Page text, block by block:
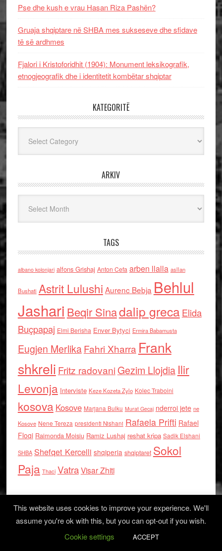
Pse dhe kush e vrau Hasan Riza Pashën?
Gruaja shqiptare në SHBA mes sukseseve dhe sfidave
të së ardhmes
Fjalori i Kristoforidhit (1904): Monument leksikografik,
etnogjeografik dhe i identitetit kombëtar shqiptar
KATEGORITË
ARKIV
TAGS
albano kolonjari alfons Grishaj Anton Cefa arben llalla asllan
Bushati Astrit Lulushi Aurenc Bebja Behlul
Jashari Beqir Sinadalip grecaElida
Buçpapaj Elmi Berisha Enver Bytyci Ermira Babamusta
Eugjen MerlikaFahri Xharra Frank
shkreli Fritz radovaniGezim Llojdia Ilir
Levonja Interviste Keze Kozeta Zylo Kolec Traboini
kosova Kosove Marjana Bulku Murat Gecaj nderroi jete ne
Kosove Nene Tereza presidenti Nishani Rafaela Prifti Rafael
Floqi Raimonda Moisiu Ramiz Lushaj reshat kripa Sadik Elshani
SHBA Shefqet Kercelli shqiperia shqiptaret Sokol
Paja Thaci VatraVisar Zhiti
Log in
This website uses cookies to improve your experience. We'll
assume you're ok with this, but you can opt-out if you wish.
Cookie settings
ACCEPT